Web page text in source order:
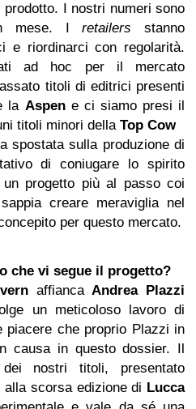
I nostri numeri sono
mese. Iretailers stanno
e riordinarci con regolarità.
ad hoc per il mercato
titoli di editrici presenti
la Aspene ci siamo presi il
titoli minori della Top Cow
spostata sulla produzione di
di coniugare lo spirito
un progetto più al passo coi
creare meraviglia nel
per questo mercato.
che vi segue il progetto?
affiancaAndrea Plazzi
un meticoloso lavoro di
piacere che proprio Plazzi in
causa in questo dossier. Il
nostri titoli, presentato
alla scorsa edizione di Lucca